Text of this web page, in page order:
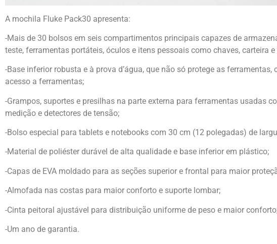
A mochila Fluke Pack30 apresenta:
-Mais de 30 bolsos em seis compartimentos principais capazes de
teste, ferramentas portáteis, óculos e itens pessoais como chaves, carteira e
-Base inferior robusta e à prova d’água, que não só protege as
acesso a ferramentas;
-Grampos, suportes e presilhas na parte externa para ferramentas usadas
medição e detectores de tensão;
-Bolso especial para tablets e notebooks com 30 cm (12 polegadas) de
-Material de poliéster durável de alta qualidade e base inferior em plástico;
-Capas de EVA moldado para as seções superior e frontal para maior
-Almofada nas costas para maior conforto e suporte lombar;
-Cinta peitoral ajustável para distribuição uniforme de peso e maior
-Um ano de garantia.